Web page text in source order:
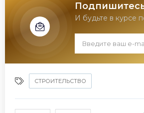
И будьте в курсе
СТРОИТЕЛЬСТВО